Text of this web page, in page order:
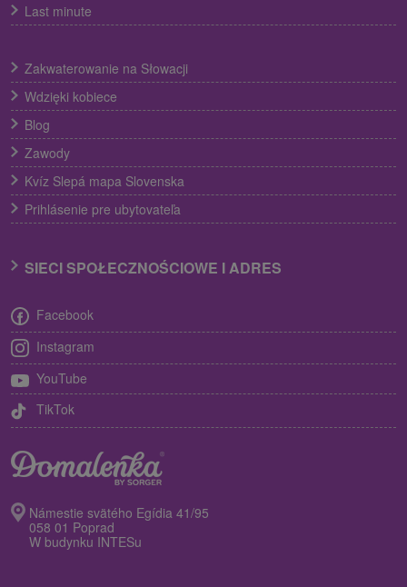
Last minute
Zakwaterowanie na Słowacji
Wdzięki kobiece
Blog
Zawody
Kvíz Slepá mapa Slovenska
Prihlásenie pre ubytovateľa
SIECI SPOŁECZNOŚCIOWE I ADRES
Facebook
Instagram
YouTube
TikTok
Námestie svätého Egídia 41/95
058 01 Poprad
W budynku INTESu